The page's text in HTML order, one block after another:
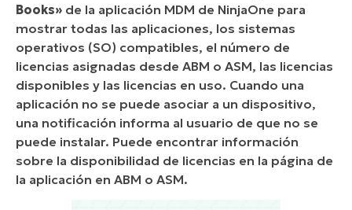
Books» de la aplicación MDM de NinjaOne para
mostrar todas las aplicaciones, los sistemas
operativos (SO) compatibles, el número de
licencias asignadas desde ABM o ASM, las licencias
disponibles y las licencias en uso. Cuando una
aplicación no se puede asociar a un dispositivo,
una notificación informa al usuario de que no se
puede instalar. Puede encontrar información
sobre la disponibilidad de licencias en la página de
la aplicación en ABM o ASM.